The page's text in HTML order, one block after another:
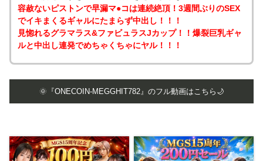
容赦ないピストンで早漏マ●コは連続絶頂！3週間ぶりのSEX
でイキまくるギャルにたまらず中出し！！！
見惚れるグラマラス&ファビュラスJカップ！！爆裂巨乳ギャ
ルと中出し連発でめちゃくちゃにヤル！！！
🌞『ONECOIN-MEGGHIT782』のフル動画はこちら🌙